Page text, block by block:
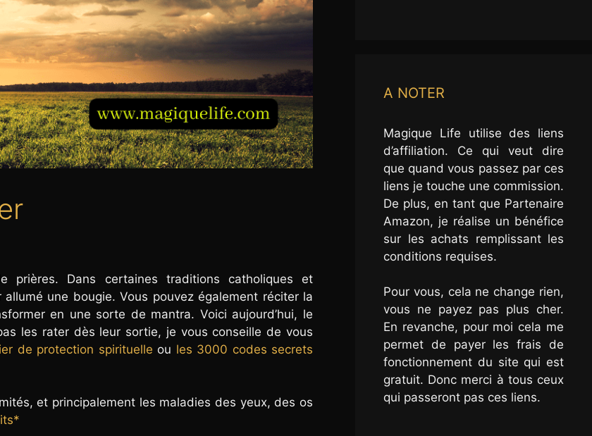
prières. Dans certaines traditions catholiques et
une bougie. Vous pouvez également réciter la
en une sorte de mantra. Voici aujourd’hui, le
les rater dès leur sortie, je vous conseille de vous
de protection spirituelle ou les 3000 codes secrets
et principalement les maladies des yeux, des os
A NOTER
Magique Life utilise des liens
d’affiliation. Ce qui veut dire
que quand vous passez par ces
liens je touche une commission.
De plus, en tant que Partenaire
Amazon, je réalise un bénéfice
sur les achats remplissant les
conditions requises.
Pour vous, cela ne change rien,
vous ne payez pas plus cher.
En revanche, pour moi cela me
permet de payer les frais de
fonctionnement du site qui est
gratuit. Donc merci à tous ceux
qui passeront pas ces liens.